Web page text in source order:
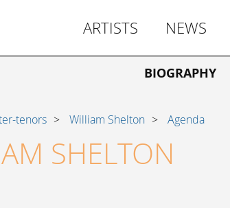
ARTISTS NEWS
BIOGRAPHY
tenors William Shelton Agenda
SHELTON